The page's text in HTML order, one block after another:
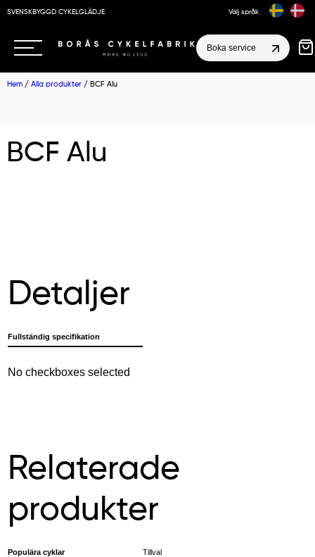
SVENSKBYGGD CYKELGLÄDJE Välj språk
Boka service
Hem / Alla produkter / BCF Alu
BCF Alu
Detaljer
Fullständig specifikation
No checkboxes selected
Relaterade
produkter
Populära cyklar Tillval